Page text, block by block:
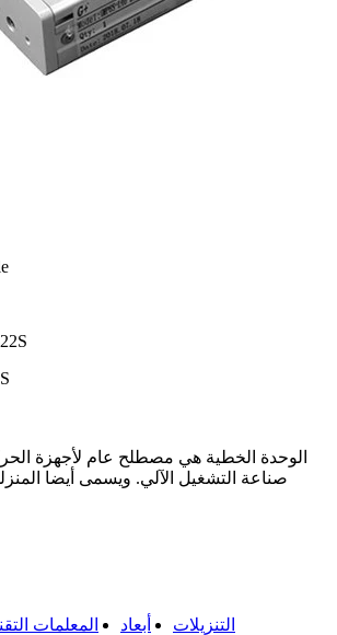
الوحدة الخطية هي مصطلح عام لأجهزة
صناعة التشغيل الآلي. ويسمى أيضا
المعلمات أبعاد التنزيلات